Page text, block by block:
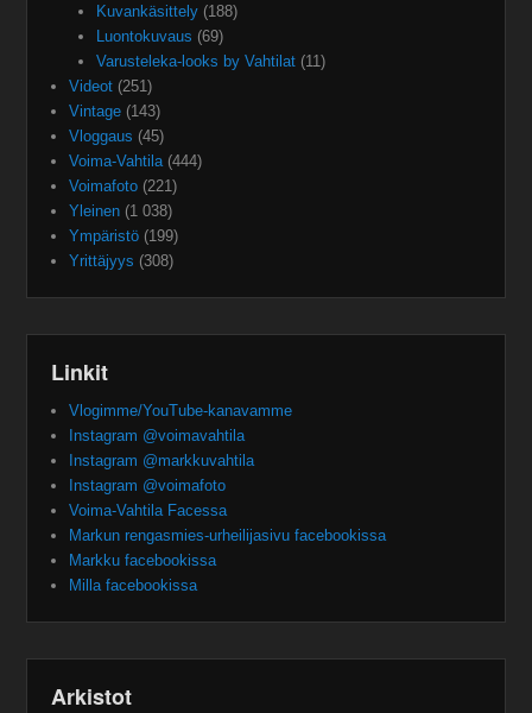
Kuvankäsittely(188)
Luontokuvaus (69)
Varusteleka-looks by Vahtilat(11)
Videot (251)
Vintage (143)
Vloggaus (45)
Voima-Vahtila (444)
Voimafoto (221)
Yleinen (1 038)
Ympäristö (199)
Yrittäjyys (308)
Linkit
Vlogimme/YouTube-kanavamme
Instagram @voimavahtila
Instagram @markkuvahtila
Instagram @voimafoto
Voima-Vahtila Facessa
Markun rengasmies-urheilijasivu facebookissa
Markku facebookissa
Milla facebookissa
Arkistot